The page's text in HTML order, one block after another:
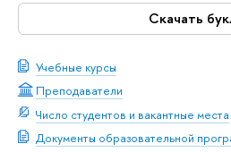
Скачать
Учебные курсы
Преподаватели
Число студентов и вакантные места
Документы образовательной